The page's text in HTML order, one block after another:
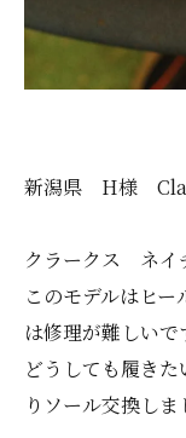
新潟県 H様
クラークス ネイ
このモデルはヒ
は修理が難しいで
どうしても履き
りソール交換しま